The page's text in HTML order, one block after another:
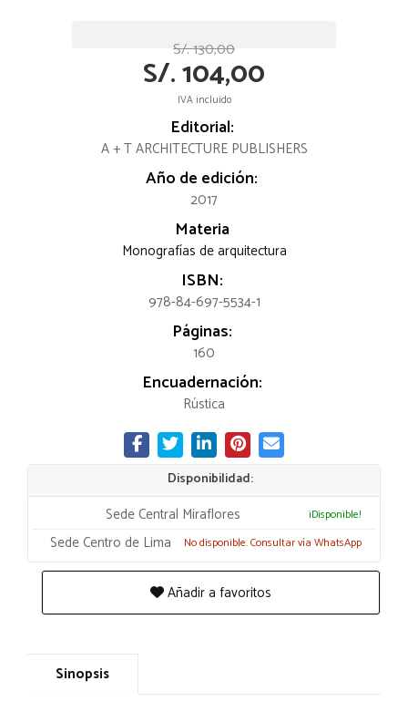
S/. 130,00
S/. 104,00
IVA incluido
Editorial:
A + T ARCHITECTURE PUBLISHERS
Año de edición:
2017
Materia
Monografías de arquitectura
ISBN:
978-84-697-5534-1
Páginas:
160
Encuadernación:
Rústica
Disponibilidad:
Sede Central Miraflores ¡Disponible!
Sede Centro de Lima No disponible. Consultar vía WhatsApp
Añadir a favoritos
Sinopsis